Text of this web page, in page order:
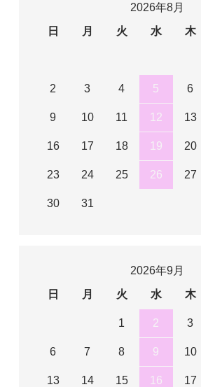
2026年8月
日
月 火 水 木
2 3 4 5 6
9 10 11 12 13
16 17 18 19 20
23 24 25 26 27
30 31
2026年9月
日
月 火 水 木
1 2 3
6 7 8 9 10
13 14 15 16 17